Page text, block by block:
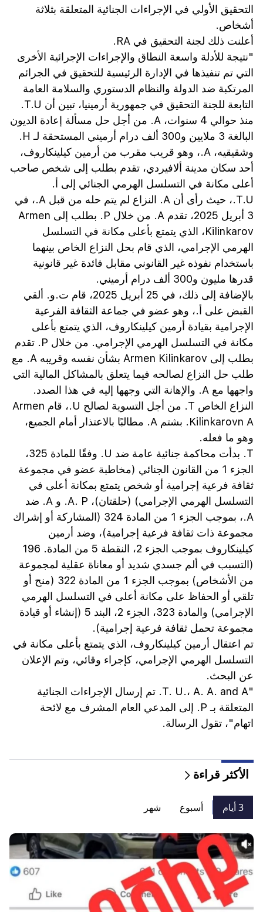
التحقيق الأولي في الإجراءات الجنائية المتعلقة بثلاثة
أشخاص.
أعلنت ذلك لجنة التحقيق في RA.
"نتيجة للأدلة واسعة النطاق والإجراءات الإجرائية الأخرى
التي تم تنفيذها في الإدارة الرئيسية للتحقيق في الجرائم
المرتكبة ضد الدولة والنظام الدستوري والسلامة العامة
التابعة للجنة التحقيق في جمهورية أرمينيا، تبين أن T.U.
منذ حوالي 4 سنوات، A. من أجل حل مسألة إعادة الديون
البالغة 3 ملايين و300 ألف درام أرميني المستحقة لـ H.
وشقيقيه، A.، وهو قريب مقرب من أرمين كيلينكاروف،
أحد سكان مدينة ألافيردي، تقدم بطلب إلى شخص صاحب
أعلى مكانة في التسلسل الهرمي الجنائي إلى أ.
T.U.، حيث رأى أن A. النزاع لم يتم حله من قبل A.، في
3 أبريل 2025، تقدم A. من خلال P. بطلب إلى Armen
Kilinkarov، الذي يتمتع بأعلى مكانة في التسلسل
الهرمي الإجرامي، الذي قام بحل النزاع الخاص بينهما
باستخدام نفوذه غير القانوني مقابل فائدة غير قانونية
قدرها مليون و300 ألف درام أرميني.
بالإضافة إلى ذلك، في 25 أبريل 2025، قام ت.و. ألقي
القبض على أ.، وهو عضو في جماعة الثقافة الفرعية
الإجرامية بقيادة أرمين كيلينكاروف، الذي يتمتع بأعلى
مكانة في التسلسل الهرمي الإجرامي. من خلال P. تقدم
بطلب إلى Armen Kilinkarov بشأن نفسه وقريبه A. مع
طلب حل النزاع لصالحه فيما يتعلق بالمشاكل المالية التي
واجهها مع A. والإهانة التي وجهها إليه في هذا الصدد.
النزاع الخاص T. من أجل التسوية لصالح U.، قام Armen
Kilinkarovn A. بشتم A. مطالبًا بالاعتذار أمام الجميع،
وهو ما فعله.
T. بدأت محاكمة جنائية عامة ضد U. وفقًا للمادة 325،
الجزء 1 من القانون الجنائي (مخاطبة عضو في مجموعة
ثقافة فرعية إجرامية أو شخص يتمتع بمكانة أعلى في
التسلسل الهرمي الإجرامي) (حلقتان)، A. P. و A. ضد
A.، بموجب الجزء 1 من المادة 324 (المشاركة أو إشراك
مجموعة ذات ثقافة فرعية إجرامية)، وضد أرمين
كيلينكاروف بموجب الجزء 2، النقطة 5 من المادة. 196
(التسبب في ألم جسدي شديد أو معاناة عقلية لمجموعة
من الأشخاص) بموجب الجزء 1 من المادة 322 (منح أو
تلقي أو الحفاظ على مكانة أعلى في التسلسل الهرمي
الإجرامي) والمادة 323، الجزء 2، البند 5 (إنشاء أو قيادة
مجموعة تحمل ثقافة فرعية إجرامية).
تم اعتقال أرمين كيلينكاروف، الذي يتمتع بأعلى مكانة في
التسلسل الهرمي الإجرامي، كإجراء وقائي، وتم الإعلان
عن البحث.
"T. U.، A. A. and A. تم إرسال الإجراءات الجنائية
المتعلقة بـ P. إلى المدعي العام المشرف مع لائحة
اتهام"، تقول الرسالة.
الأكثر قراءة
3 أيام أسبوع شهر